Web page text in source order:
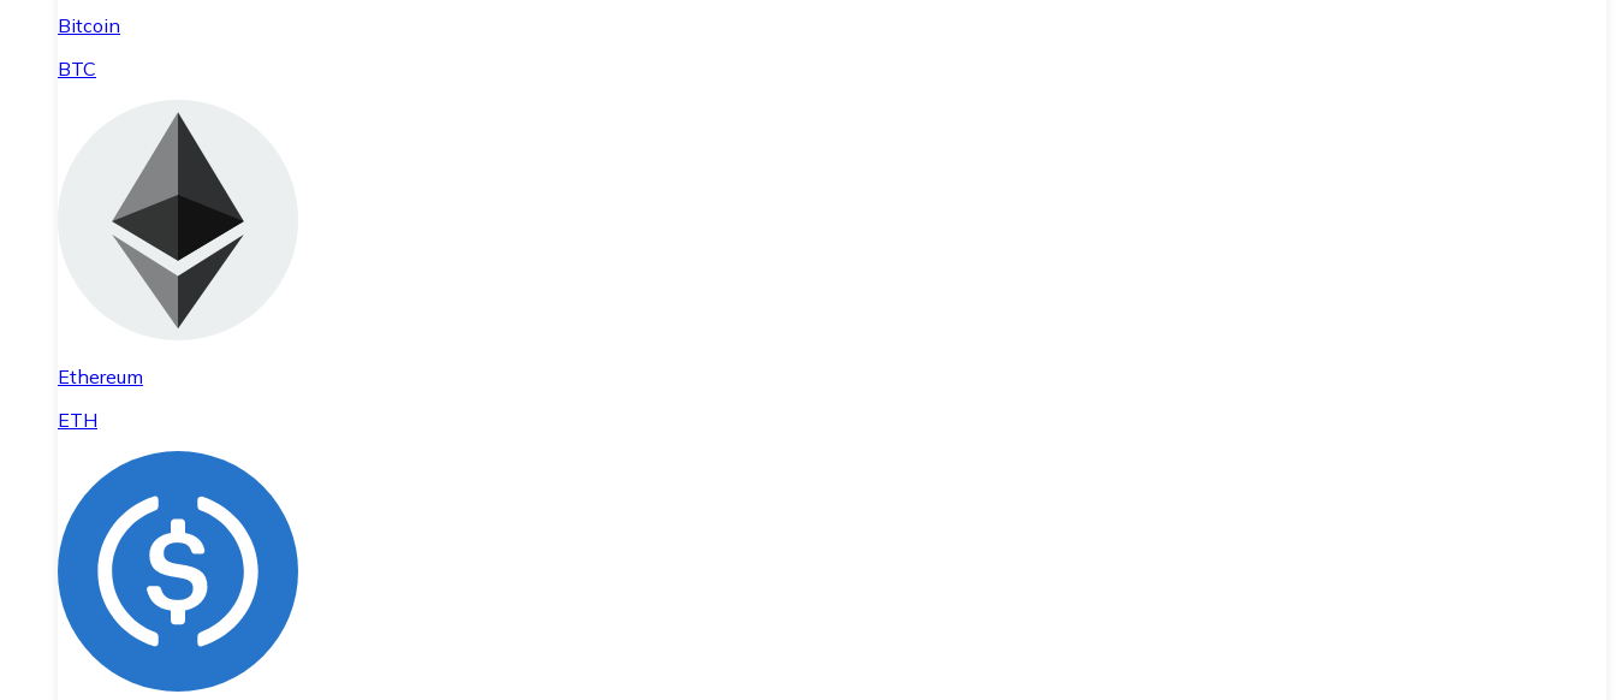
Bitcoin
BTC
Ethereum
ETH